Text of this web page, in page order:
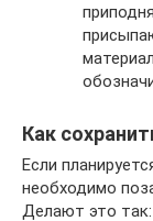
Как
Если
необходимо
Делают это так: